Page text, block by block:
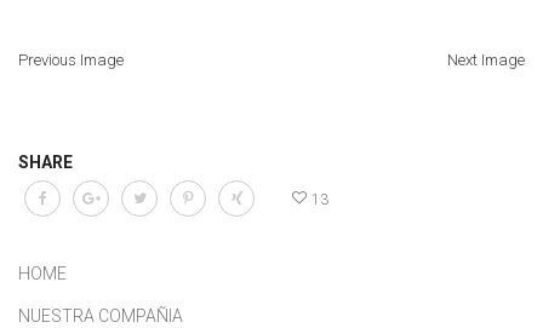
Previous Image Next Image
SHARE
13
HOME
NUESTRA COMPAÑIA